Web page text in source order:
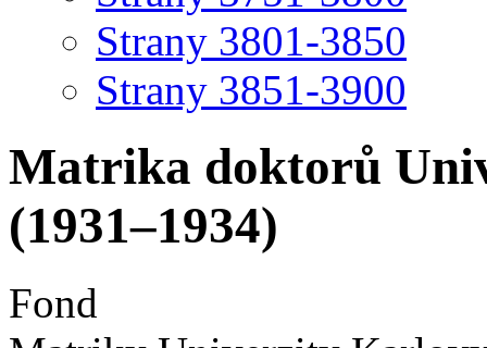
Strany 3801-3850
Strany 3851-3900
Matrika doktorů
(1931–1934)
Fond